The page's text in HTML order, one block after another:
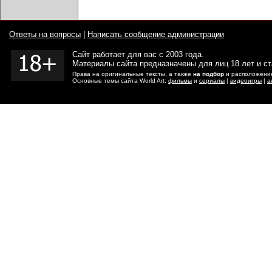
Ответы на вопросы Написать сообщение администрации
Сайт работает для вас с 2003 года.
Материалы сайта предназначены для лиц 18 лет и
Права на оригинальные тексты, а также на подбор и
Основные темы сайта World Art: фильмы и сериалы | видеоигры |